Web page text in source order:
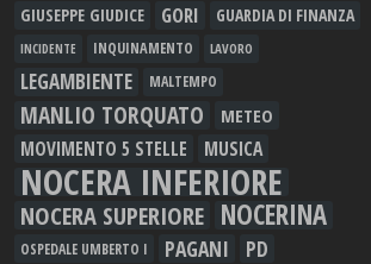
GIUSEPPE GIUDICE GORI GUARDIA DI FINANZA
INCIDENTE INQUINAMENTO LAVORO
LEGAMBIENTE MALTEMPO
MANLIO TORQUATO METEO
MOVIMENTO 5 STELLE MUSICA
NOCERA INFERIORE
NOCERA SUPERIORE NOCERINA
OSPEDALE UMBERTO I PAGANI PD